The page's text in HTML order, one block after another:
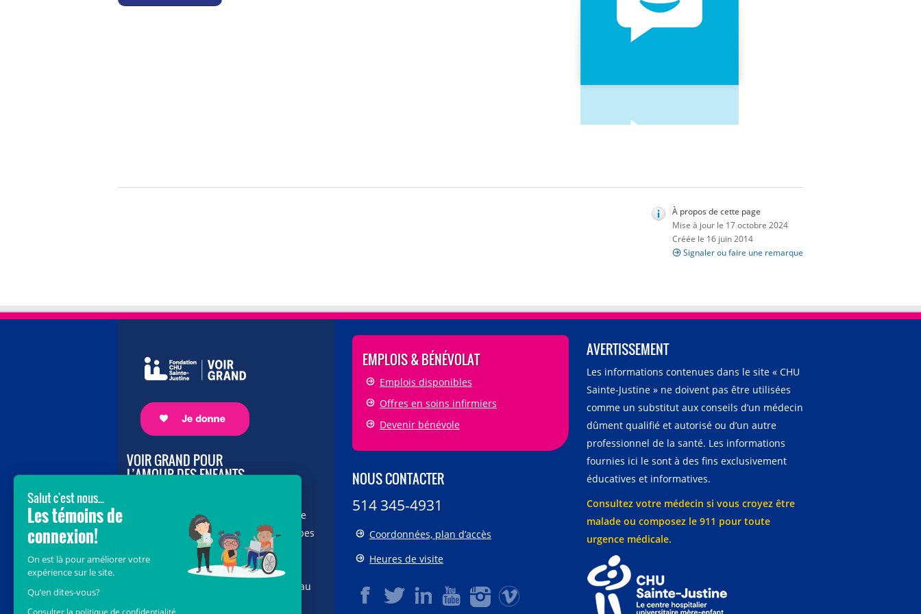
À propos de cette page
Mise à jour le 17 octobre 2024
Créée le 16 juin 2014
Signaler ou faire une remarque
VOIR GRAND POUR
L’AMOUR DES ENFANTS
vous au cœur de la campagne majeure
Voir Grand, nous conduisons les équipes
soignantes vers les opportunités de la
science et des nouvelles technologies
pour que chaque enfant, où qu’il soit au
EMPLOIS & BÉNÉVOLAT
Emplois disponibles
Offres en soins infirmiers
Devenir bénévole
NOUS CONTACTER
514 345-4931
Coordonnées, plan d’accès
Heures de visite
AVERTISSEMENT
Les informations contenues dans le site « CHU
Sainte-Justine » ne doivent pas être utilisées
comme un substitut aux conseils d’un médecin
dûment qualifié et autorisé ou d’un autre
professionnel de la santé. Les informations
fournies ici le sont à des fins exclusivement
éducatives et informatives.
Consultez votre médecin si vous croyez être
malade ou composez le 911 pour toute
urgence médicale.